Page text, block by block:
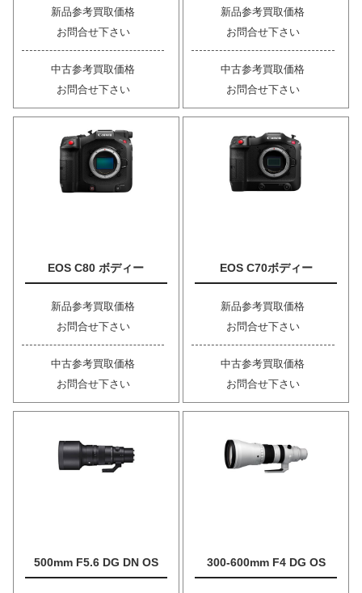
新品参考買取価格
お問合せ下さい
中古参考買取価格
お問合せ下さい
新品参考買取価格
お問合せ下さい
中古参考買取価格
お問合せ下さい
EOS C80 ボディー
新品参考買取価格
お問合せ下さい
中古参考買取価格
お問合せ下さい
EOS C70ボディー
新品参考買取価格
お問合せ下さい
中古参考買取価格
お問合せ下さい
500mm F5.6 DG DN OS 300-600mm F4 DG OS